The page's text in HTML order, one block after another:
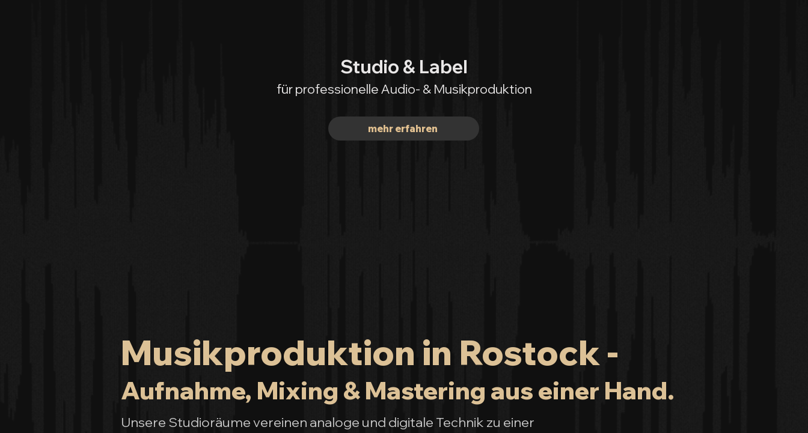
Studio & Label
für professionelle Audio- & Musikproduktion
mehr erfahren
Musikproduktion in Rostock -
Aufnahme, Mixing & Mastering aus einer Hand.
Unsere Studioräume vereinen analoge und digitale Technik zu einer